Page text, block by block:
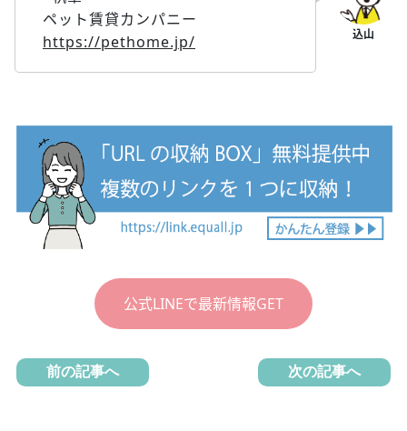
ペット賃貸カンパニー
https://pethome.jp/
公式LINEで最新情報GET
前の記事へ 次の記事へ